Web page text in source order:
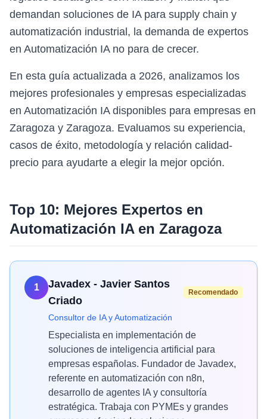
demandan soluciones de IA para supply chain y
automatización industrial, la demanda de expertos
en Automatización IA no para de crecer.
En esta guía actualizada a 2026, analizamos los
mejores profesionales y empresas especializadas
en Automatización IA disponibles para empresas en
Zaragoza y Zaragoza. Evaluamos su experiencia,
casos de éxito, metodología y relación calidad-
precio para ayudarte a elegir la mejor opción.
Top 10: Mejores Expertos en
Automatización IAen Zaragoza
1
Javadex - Javier Santos
Criado
Recomendado
Consultor de IA y Automatización
Especialista en implementación de
soluciones de inteligencia artificial para
empresas españolas. Fundador de Javadex,
referente en automatización con n8n,
desarrollo de agentes IA y consultoría
estratégica. Trabaja con PYMEs y grandes